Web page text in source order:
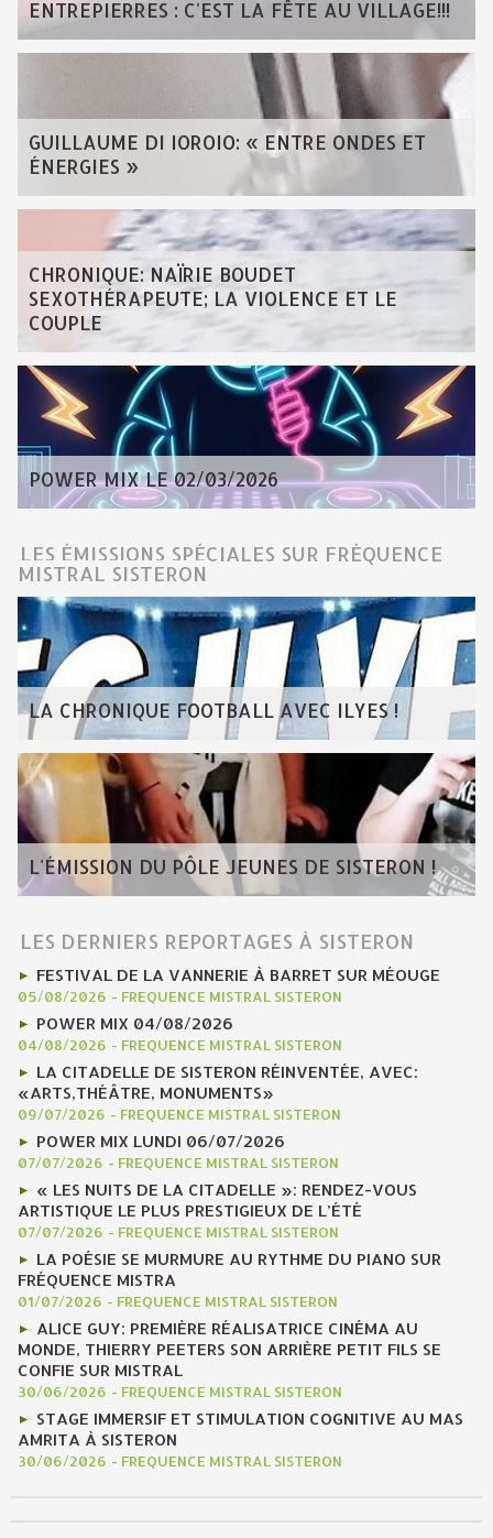
ENTREPIERRES : C'EST LA FÊTE AU VILLAGE!!!
GUILLAUME DI IOROIO: « ENTRE ONDES ET
ÉNERGIES »
CHRONIQUE: NAÏRIE BOUDET
SEXOTHÉRAPEUTE; LA VIOLENCE ET LE
COUPLE
POWER MIX LE 02/03/2026
LES ÉMISSIONS SPÉCIALES SUR FRÉQUENCE
MISTRAL SISTERON
LA CHRONIQUE FOOTBALL AVEC ILYES !
L'ÉMISSION DU PÔLE JEUNES DE SISTERON !
LES DERNIERS REPORTAGES À SISTERON
FESTIVAL DE LA VANNERIE À BARRET SUR MÉOUGE
05/08/2026 - FREQUENCE MISTRAL SISTERON
POWER MIX 04/08/2026
04/08/2026 - FREQUENCE MISTRAL SISTERON
LA CITADELLE DE SISTERON RÉINVENTÉE, AVEC:
«ARTS,THÉÂTRE, MONUMENTS»
09/07/2026 - FREQUENCE MISTRAL SISTERON
POWER MIX LUNDI 06/07/2026
07/07/2026 - FREQUENCE MISTRAL SISTERON
« LES NUITS DE LA CITADELLE »: RENDEZ-VOUS
ARTISTIQUE LE PLUS PRESTIGIEUX DE L’ÉTÉ
07/07/2026 - FREQUENCE MISTRAL SISTERON
LA POÉSIE SE MURMURE AU RYTHME DU PIANO SUR
FRÉQUENCE MISTRA
01/07/2026 - FREQUENCE MISTRAL SISTERON
ALICE GUY: PREMIÈRE RÉALISATRICE CINÉMA AU
MONDE, THIERRY PEETERS SON ARRIÈRE PETIT FILS SE
CONFIE SUR MISTRAL
30/06/2026 - FREQUENCE MISTRAL SISTERON
STAGE IMMERSIF ET STIMULATION COGNITIVE AU MAS
AMRITA À SISTERON
30/06/2026 - FREQUENCE MISTRAL SISTERON